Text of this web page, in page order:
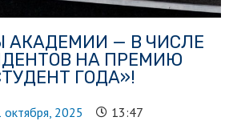
АКАДЕМИИ — В ЧИСЛЕ
НА ПРЕМИЮ
ГОДА»!
октября, 2025 13:47